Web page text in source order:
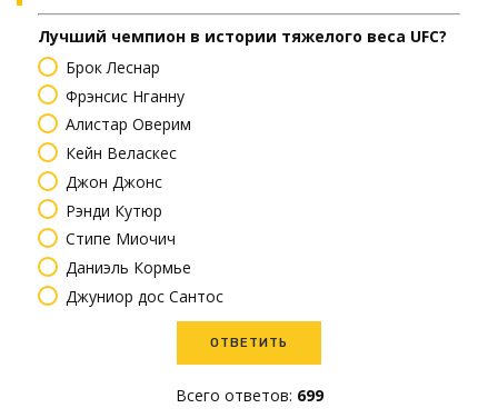
Лучший чемпион в истории тяжелого веса UFC?
Брок Леснар
Фрэнсис Нганну
Алистар Оверим
Кейн Веласкес
Джон Джонс
Рэнди Кутюр
Стипе Миочич
Даниэль Кормье
Джуниор дос Сантос
Всего ответов: 699